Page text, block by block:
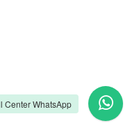
Center WhatsApp